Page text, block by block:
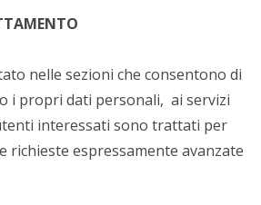
nelle sezioni che consentono di
i propri dati personali, ai servizi
interessati sono trattati per
richieste espressamente avanzate